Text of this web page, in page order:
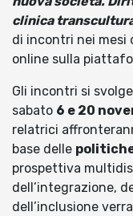
clinica
di incontri nei mesi
online sulla
Gli incontri si
sabato 6 e 20
relatrici
base delle
prospettiva
dell’integrazione,
dell’inclusione